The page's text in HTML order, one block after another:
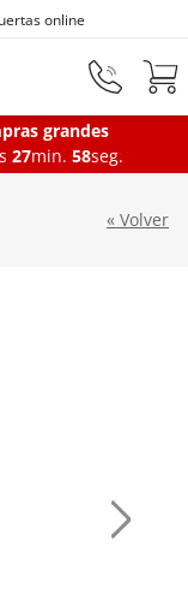
1872
grandes
27min. 56seg.
« Volver